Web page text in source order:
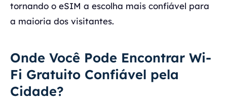
tornando o eSIM a escolha mais confiável para
a maioria dos visitantes.
Onde Você Pode Encontrar Wi-
Fi Gratuito Confiável pela
Cidade?